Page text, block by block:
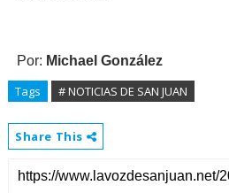
Por: Michael González
Tags # NOTICIAS DE SAN JUAN
Share This